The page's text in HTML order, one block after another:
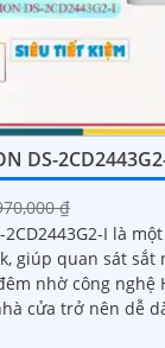
DS-
₫
I là
quan sát sắt nét
nhờ công nghệ
cửa trở nên dễ